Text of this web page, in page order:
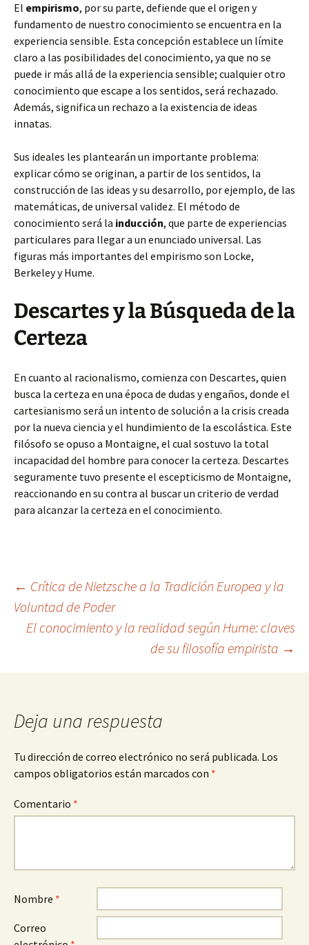
El empirismo, por su parte, defiende que el origen y
fundamento de nuestro conocimiento se encuentra en la
experiencia sensible. Esta concepción establece un límite
claro a las posibilidades del conocimiento, ya que no se
puede ir más allá de la experiencia sensible; cualquier otro
conocimiento que escape a los sentidos, será rechazado.
Además, significa un rechazo a la existencia de ideas
innatas.
Sus ideales les plantearán un importante problema:
explicar cómo se originan, a partir de los sentidos, la
construcción de las ideas y su desarrollo, por ejemplo, de las
matemáticas, de universal validez. El método de
conocimiento será la inducción, que parte de experiencias
particulares para llegar a un enunciado universal. Las
figuras más importantes del empirismo son Locke,
Berkeley y Hume.
Descartes y la Búsqueda de la
Certeza
En cuanto al racionalismo, comienza con Descartes, quien
busca la certeza en una época de dudas y engaños, donde el
cartesianismo será un intento de solución a la crisis creada
por la nueva ciencia y el hundimiento de la escolástica. Este
filósofo se opuso a Montaigne, el cual sostuvo la total
incapacidad del hombre para conocer la certeza. Descartes
seguramente tuvo presente el escepticismo de Montaigne,
reaccionando en su contra al buscar un criterio de verdad
para alcanzar la certeza en el conocimiento.
Navegación
de
entradas
← Crítica de Nietzsche a la Tradición Europea y la
Voluntad de Poder
El conocimiento y la realidad según Hume: claves
de su filosofía empirista →
Deja una respuesta
Tu dirección de correo electrónico no será publicada. Los
campos obligatorios están marcados con *
Comentario *
Nombre *
Correo